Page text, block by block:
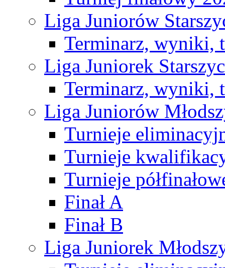
Liga Juniorów
Terminarz, wyniki,
Liga Juniorek
Terminarz, wyniki,
Liga Juniorów
Turnieje
Turnieje
Turnieje
Finał A
Finał B
Liga Juniorek